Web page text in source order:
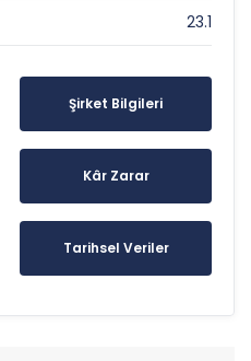
23.1
Şirket Bilgileri
Kâr Zarar
Tarihsel Veriler